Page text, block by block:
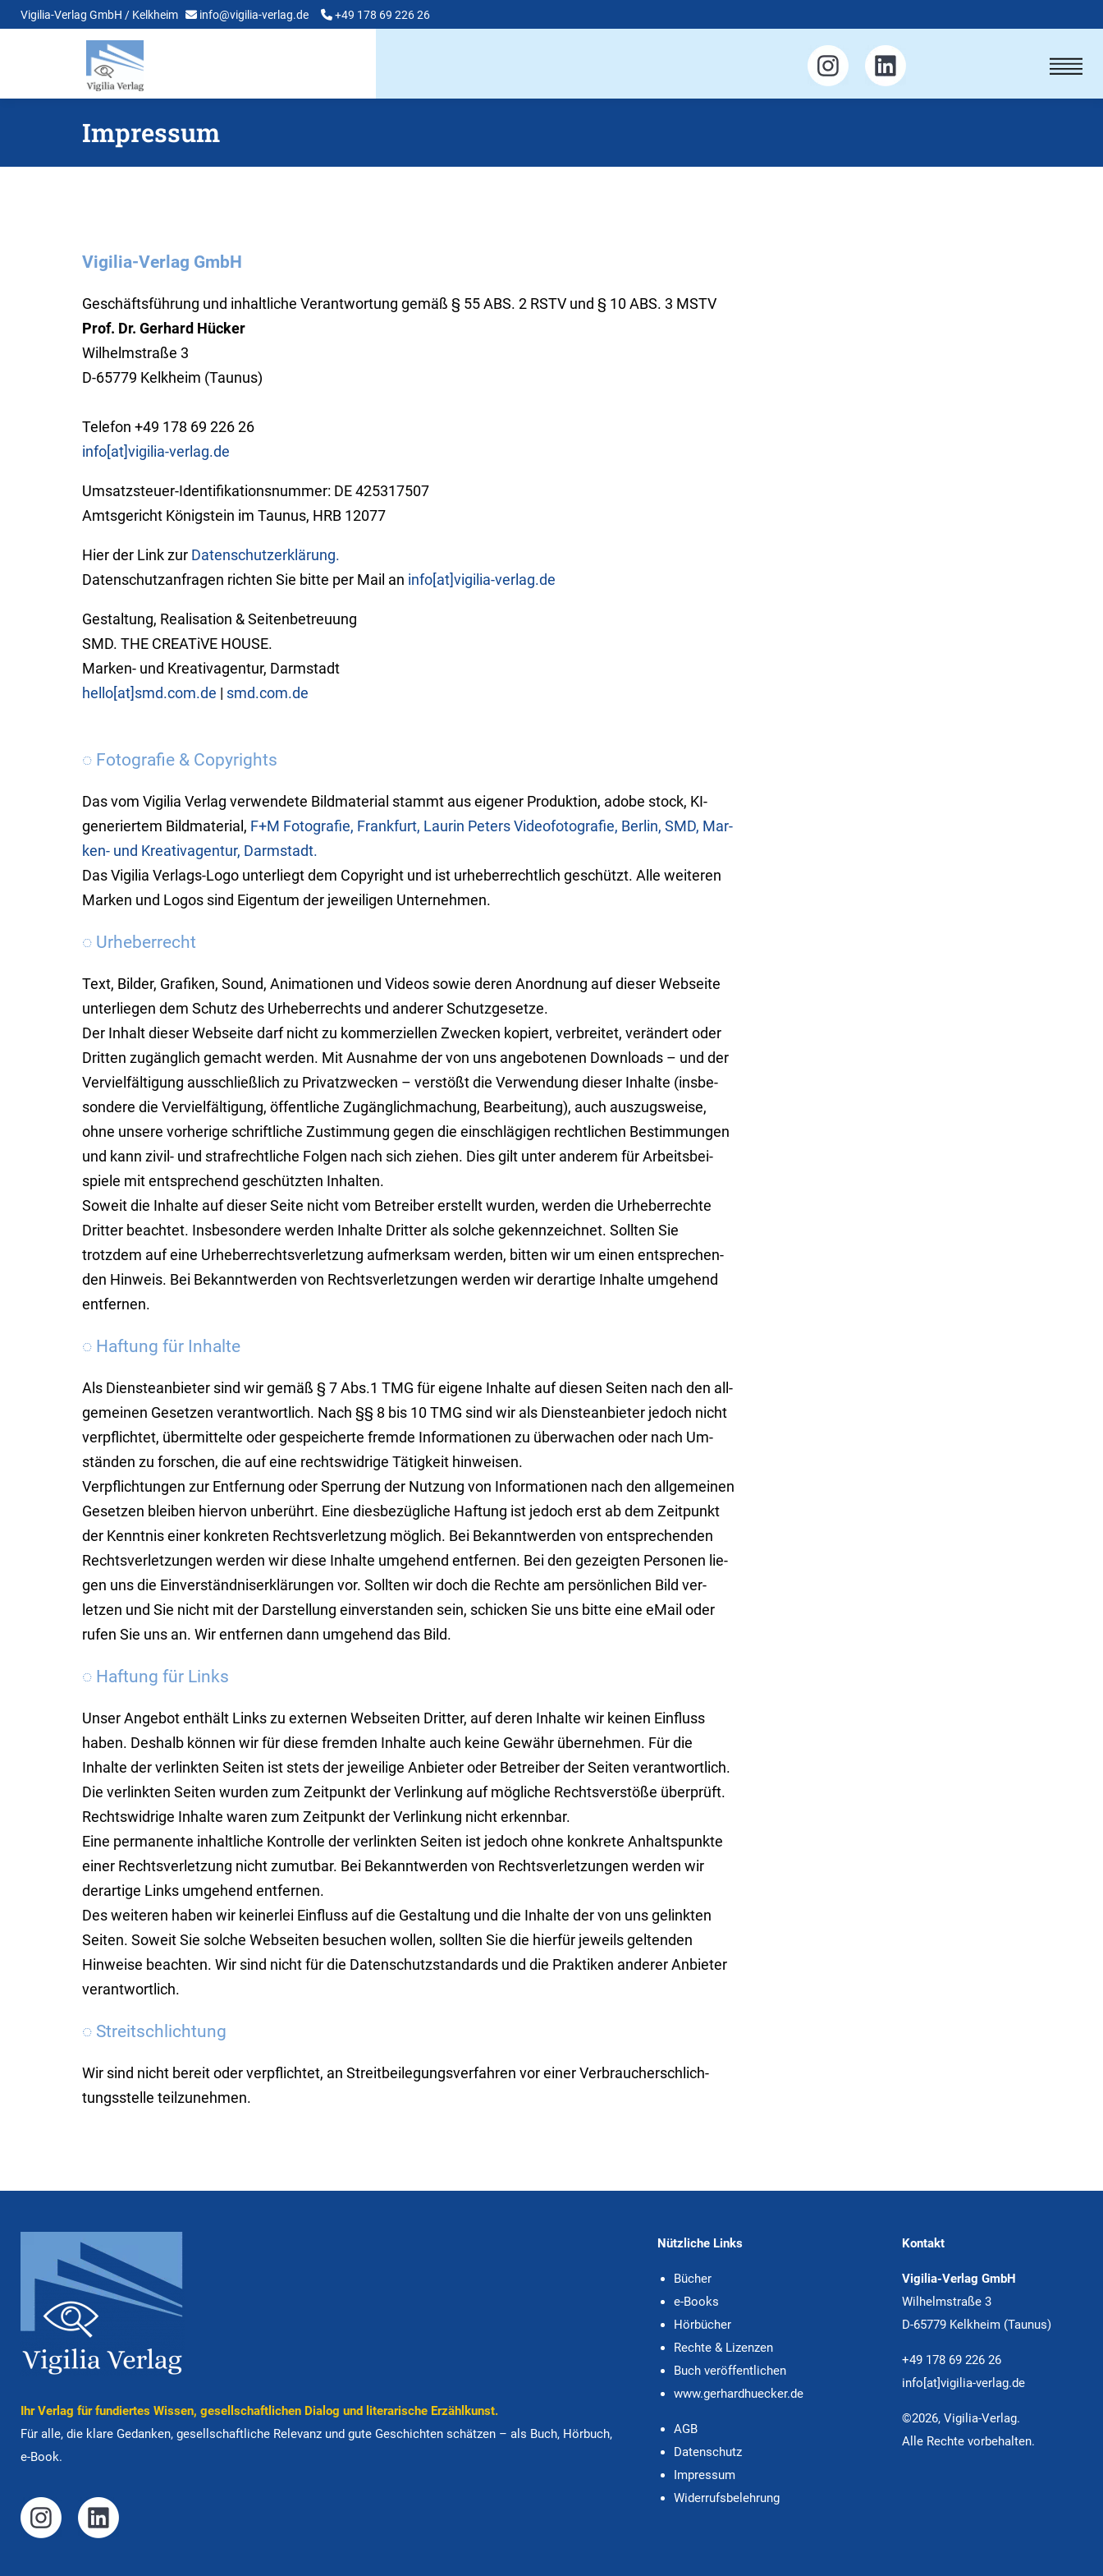
Vigilia-Verlag GmbH / Kelkheim info@vigilia-verlag.de +49 178 69 226 26
Impressum
Vigilia-Verlag GmbH
Geschäftsführung und inhaltliche Verantwortung gemäß § 55 ABS. 2 RSTV und § 10 ABS. 3 MSTV
Prof. Dr. Gerhard Hücker
Wilhelmstraße 3
D-65779 Kelkheim (Taunus)
Telefon +49 178 69 226 26
info[at]vigilia-verlag.de
Umsatzsteuer-Identifikations­nummer: DE 425317507
Amtsgericht Königstein im Taunus, HRB 12077
Hier der Link zur Datenschutzerklärung.
Daten­schutzanfragen richten Sie bitte per Mail an info[at]vigilia-verlag.de
Gestaltung, Realisation & Seitenbetreuung
SMD. THE CREATiVE HOUSE.
Marken- und Kreativagentur, Darmstadt
hello[at]smd.com.de | smd.com.de
◌ Fotografie & Copyrights
Das vom Vigilia Verlag verwendete Bild­material stammt aus eigener Produktion, adobe stock, KI-
generiertem Bild­ma­te­rial, F+M Foto­grafie, Frank­furt, Laurin Peters Videofotografie, Berlin, SMD, Mar­
ken- und Krea­tiv­agen­tur, Darmstadt.
Das Vigilia Verlags-Logo unterliegt dem Copy­right und ist ur­heber­recht­lich geschützt. Alle weiteren
Marken und Logos sind Eigen­tum der jeweiligen Unter­neh­men.
◌ Urheberrecht
Text, Bilder, Grafiken, Sound, Ani­mationen und Videos sowie deren An­ord­nung auf dieser Web­seite
unter­lie­gen dem Schutz des Ur­heber­rechts und anderer Schutz­gesetze.
Der Inhalt dieser Webseite darf nicht zu kommer­ziellen Zwecken kopiert, verbreitet, verändert oder
Dritten zu­gänglich gemacht wer­den. Mit Aus­nahme der von uns ange­botenen Downloads – und der
Vervielfäl­tigung ausschließ­lich zu Privat­zwecken – verstößt die Ver­wendung dieser Inhalte (insbe­
sondere die Ver­vielfäl­tigung, öf­fent­liche Zugäng­lichmachung, Bear­beitung), auch aus­zugs­weise,
ohne unsere vorhe­rige schriftliche Zustimmung gegen die ein­schlä­gi­gen rechtlichen Be­stimmungen
und kann zivil- und strafrechtli­che Folgen nach sich ziehen. Dies gilt unter ande­rem für Ar­beits­bei­
spie­le mit entspre­chend ge­schütz­ten Inhalten.
Soweit die Inhalte auf dieser Seite nicht vom Betreiber erstellt wurden, werden die Ur­he­ber­rechte
Dritter beachtet. Insbesondere werden Inhalte Dritter als solche ge­kenn­zeichnet. Sollten Sie
trotzdem auf eine Ur­he­ber­rechts­verletzung aufmerksam werden, bitten wir um einen ent­spre­chen­
den Hinweis. Bei Bekanntwerden von Rechts­ver­let­zungen werden wir derartige Inhalte um­ge­hend
entfernen.
◌ Haftung für Inhalte
Als Dienste­anbieter sind wir ge­mäß § 7 Abs.1 TMG für eigene In­hal­te auf diesen Seiten nach den all­
ge­meinen Gesetzen verant­wort­lich. Nach §§ 8 bis 10 TMG sind wir als Dienste­anbieter jedoch nicht
verpflichtet, über­mittelte oder gespeicherte fremde Infor­ma­tio­nen zu überwa­chen oder nach Um­
ständen zu forschen, die auf eine rechtswi­dri­ge Tätigkeit hin­wei­sen.
Verpflichtungen zur Entfer­nung oder Sperrung der Nutzung von Informa­tionen nach den allge­mei­nen
Gesetzen bleiben hiervon un­berührt. Eine dies­be­zü­gliche Haf­tung ist jedoch erst ab dem Zeit­punkt
der Kennt­nis einer konkre­ten Rechts­ver­letzung möglich. Bei Bekannt­werden von ent­spre­chen­den
Rechts­verlet­zungen werden wir diese Inhalte umgehend ent­fer­nen. Bei den gezeigten Personen lie­
gen uns die Ein­ver­ständnis­erklä­rungen vor. Sollten wir doch die Rechte am persön­lichen Bild ver­
letzen und Sie nicht mit der Dar­stel­lung einverstan­den sein, schicken Sie uns bitte eine eMail oder
rufen Sie uns an. Wir entfer­nen dann um­ge­hend das Bild.
◌ Haftung für Links
Unser Angebot enthält Links zu externen Webseiten Dritter, auf deren Inhalte wir keinen Einfluss
haben. Deshalb können wir für diese fremden Inhalte auch keine Gewähr übernehmen. Für die
Inhalte der verlinkten Seiten ist stets der jeweilige Anbieter oder Betreiber der Seiten verantwortlich.
Die verlinkten Seiten wurden zum Zeitpunkt der Verlinkung auf mögliche Rechts­ver­stöße überprüft.
Rechtswidrige Inhalte waren zum Zeitpunkt der Verlinkung nicht erkennbar.
Eine permanente inhaltliche Kontrolle der ver­link­ten Seiten ist jedoch ohne konkrete Anhaltspunkte
einer Rechts­ver­letzung nicht zumutbar. Bei Be­kannt­werden von Rechts­ver­let­zungen werden wir
derartige Links um­ge­hend entfernen.
Des weiteren haben wir kei­nerlei Einfluss auf die Gestal­tung und die Inhalte der von uns gelinkten
Sei­ten. Soweit Sie solche Web­seiten besu­chen wollen, sollten Sie die hierfür jeweils gel­tenden
Hinweise beach­ten. Wir sind nicht für die Daten­schutz­stan­dards und die Praktiken anderer Anbie­ter
ver­ant­wortlich.
◌ Streitschlichtung
Wir sind nicht bereit oder verpflichtet, an Streit­beile­gungs­verfahren vor einer Ver­brau­cher­schlich­
tungs­stelle teilzunehmen.
Ihr Verlag für fun­diertes Wissen, gesell­schaft­lichen Dialog und lite­ra­ri­sche Er­zähl­kunst.
Für alle, die klare Ge­dan­ken, gesell­schaft­liche Rele­vanz und gute Ge­schich­ten schätzen – als Buch, Hörbuch,
e-Book.
Nützliche Links
Bücher
e-Books
Hörbücher
Rechte & Lizenzen
Buch veröffentlichen
www.gerhardhuecker.de
AGB
Datenschutz
Impressum
Widerrufsbelehrung
Kontakt
Vigilia-Verlag GmbH
Wilhelmstraße 3
D-65779 Kelkheim (Taunus)
+49 178 69 226 26
info[at]vigilia-verlag.de
©2026, Vigilia-Verlag.
Alle Rechte vorbehalten.